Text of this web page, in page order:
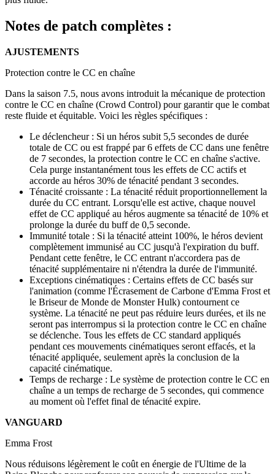
Notes de patch complètes :
AJUSTEMENTS
Protection contre le CC en chaîne
Dans la saison 7.5, nous avons introduit la mécanique de protection
contre le CC en chaîne (Crowd Control) pour garantir que le combat
reste fluide et équitable. Voici les règles spécifiques :
Le déclencheur : Si un héros subit 5,5 secondes de durée
totale de CC ou est frappé par 6 effets de CC dans une fenêtre
de 7 secondes, la protection contre le CC en chaîne s'active.
Cela purge instantanément tous les effets de CC actifs et
accorde au héros 30% de ténacité pendant 3 secondes.
Ténacité croissante : La ténacité réduit proportionnellement la
durée du CC entrant. Lorsqu'elle est active, chaque nouvel
effet de CC appliqué au héros augmente sa ténacité de 10% et
prolonge la durée du buff de 0,5 seconde.
Immunité totale : Si la ténacité atteint 100%, le héros devient
complètement immunisé au CC jusqu'à l'expiration du buff.
Pendant cette fenêtre, le CC entrant n'accordera pas de
ténacité supplémentaire ni n'étendra la durée de l'immunité.
Exceptions cinématiques : Certains effets de CC basés sur
l'animation (comme l'Écrasement de Carbone d'Emma Frost et
le Briseur de Monde de Monster Hulk) contournent ce
système. La ténacité ne peut pas réduire leurs durées, et ils ne
seront pas interrompus si la protection contre le CC en chaîne
se déclenche. Tous les effets de CC standard appliqués
pendant ces mouvements cinématiques seront effacés, et la
ténacité appliquée, seulement après la conclusion de la
capacité cinématique.
Temps de recharge : Le système de protection contre le CC en
chaîne a un temps de recharge de 5 secondes, qui commence
au moment où l'effet final de ténacité expire.
VANGUARD
Emma Frost
Nous réduisons légèrement le coût en énergie de l'Ultime de la